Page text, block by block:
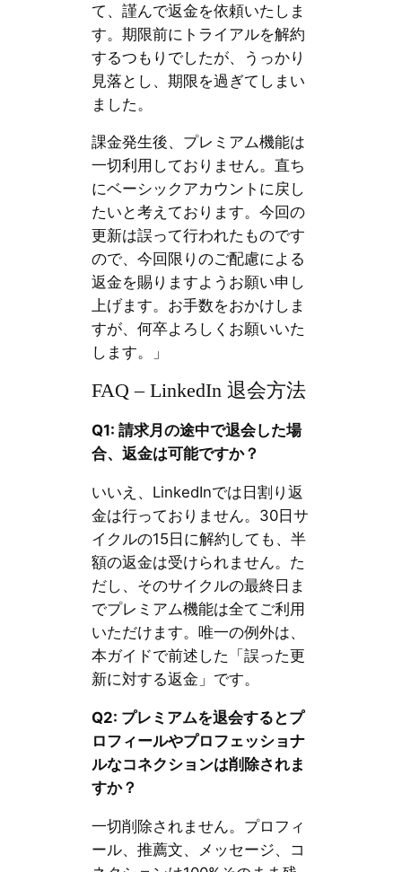
て、謹んで返金を依頼いたしま
す。期限前にトライアルを解約
するつもりでしたが、うっかり
見落とし、期限を過ぎてしまい
ました。
課金発生後、プレミアム機能は
一切利用しておりません。直ち
にベーシックアカウントに戻し
たいと考えております。今回の
更新は誤って行われたものです
ので、今回限りのご配慮による
返金を賜りますようお願い申し
上げます。お手数をおかけしま
すが、何卒よろしくお願いいた
します。」
FAQ – LinkedIn 退会方法
Q1: 請求月の途中で退会した場
合、返金は可能ですか？
いいえ、LinkedInでは日割り返
金は行っておりません。30日サ
イクルの15日に解約しても、半
額の返金は受けられません。た
だし、そのサイクルの最終日ま
でプレミアム機能は全てご利用
いただけます。唯一の例外は、
本ガイドで前述した「誤った更
新に対する返金」です。
Q2: プレミアムを退会するとプ
ロフィールやプロフェッショナ
ルなコネクションは削除されま
すか？
一切削除されません。プロフィ
ール、推薦文、メッセージ、コ